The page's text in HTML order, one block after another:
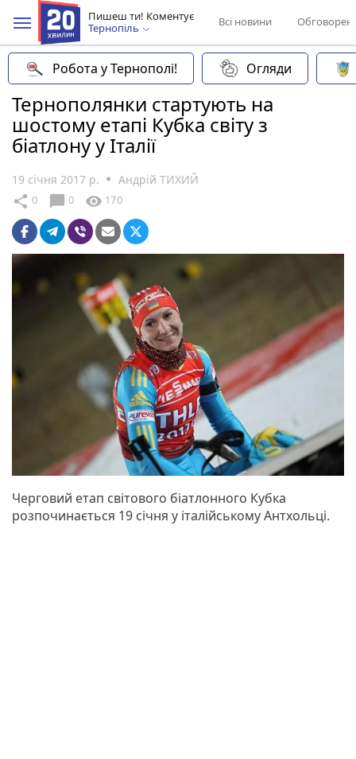
Пишеш ти! Коментує
Тернопіль
Всі новини
Робота у Тернополі! Огляди
Тернополянки стартують на
шостому етапі Кубка світу з
біатлону у Італії
19 січня 2017 р. Андрій ТИХИЙ
share 0 chat_bubble 0 visibility 170
Черговий етап світового біатлонного Кубка
розпочинається 19 січня у італійському Антхольці.